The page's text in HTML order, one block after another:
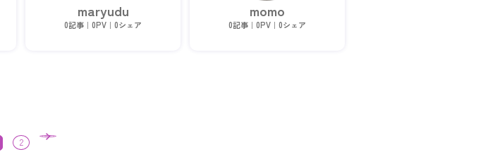
maryudu
0記事｜0PV｜0シェア
momo
0記事｜0PV｜0シェア
2